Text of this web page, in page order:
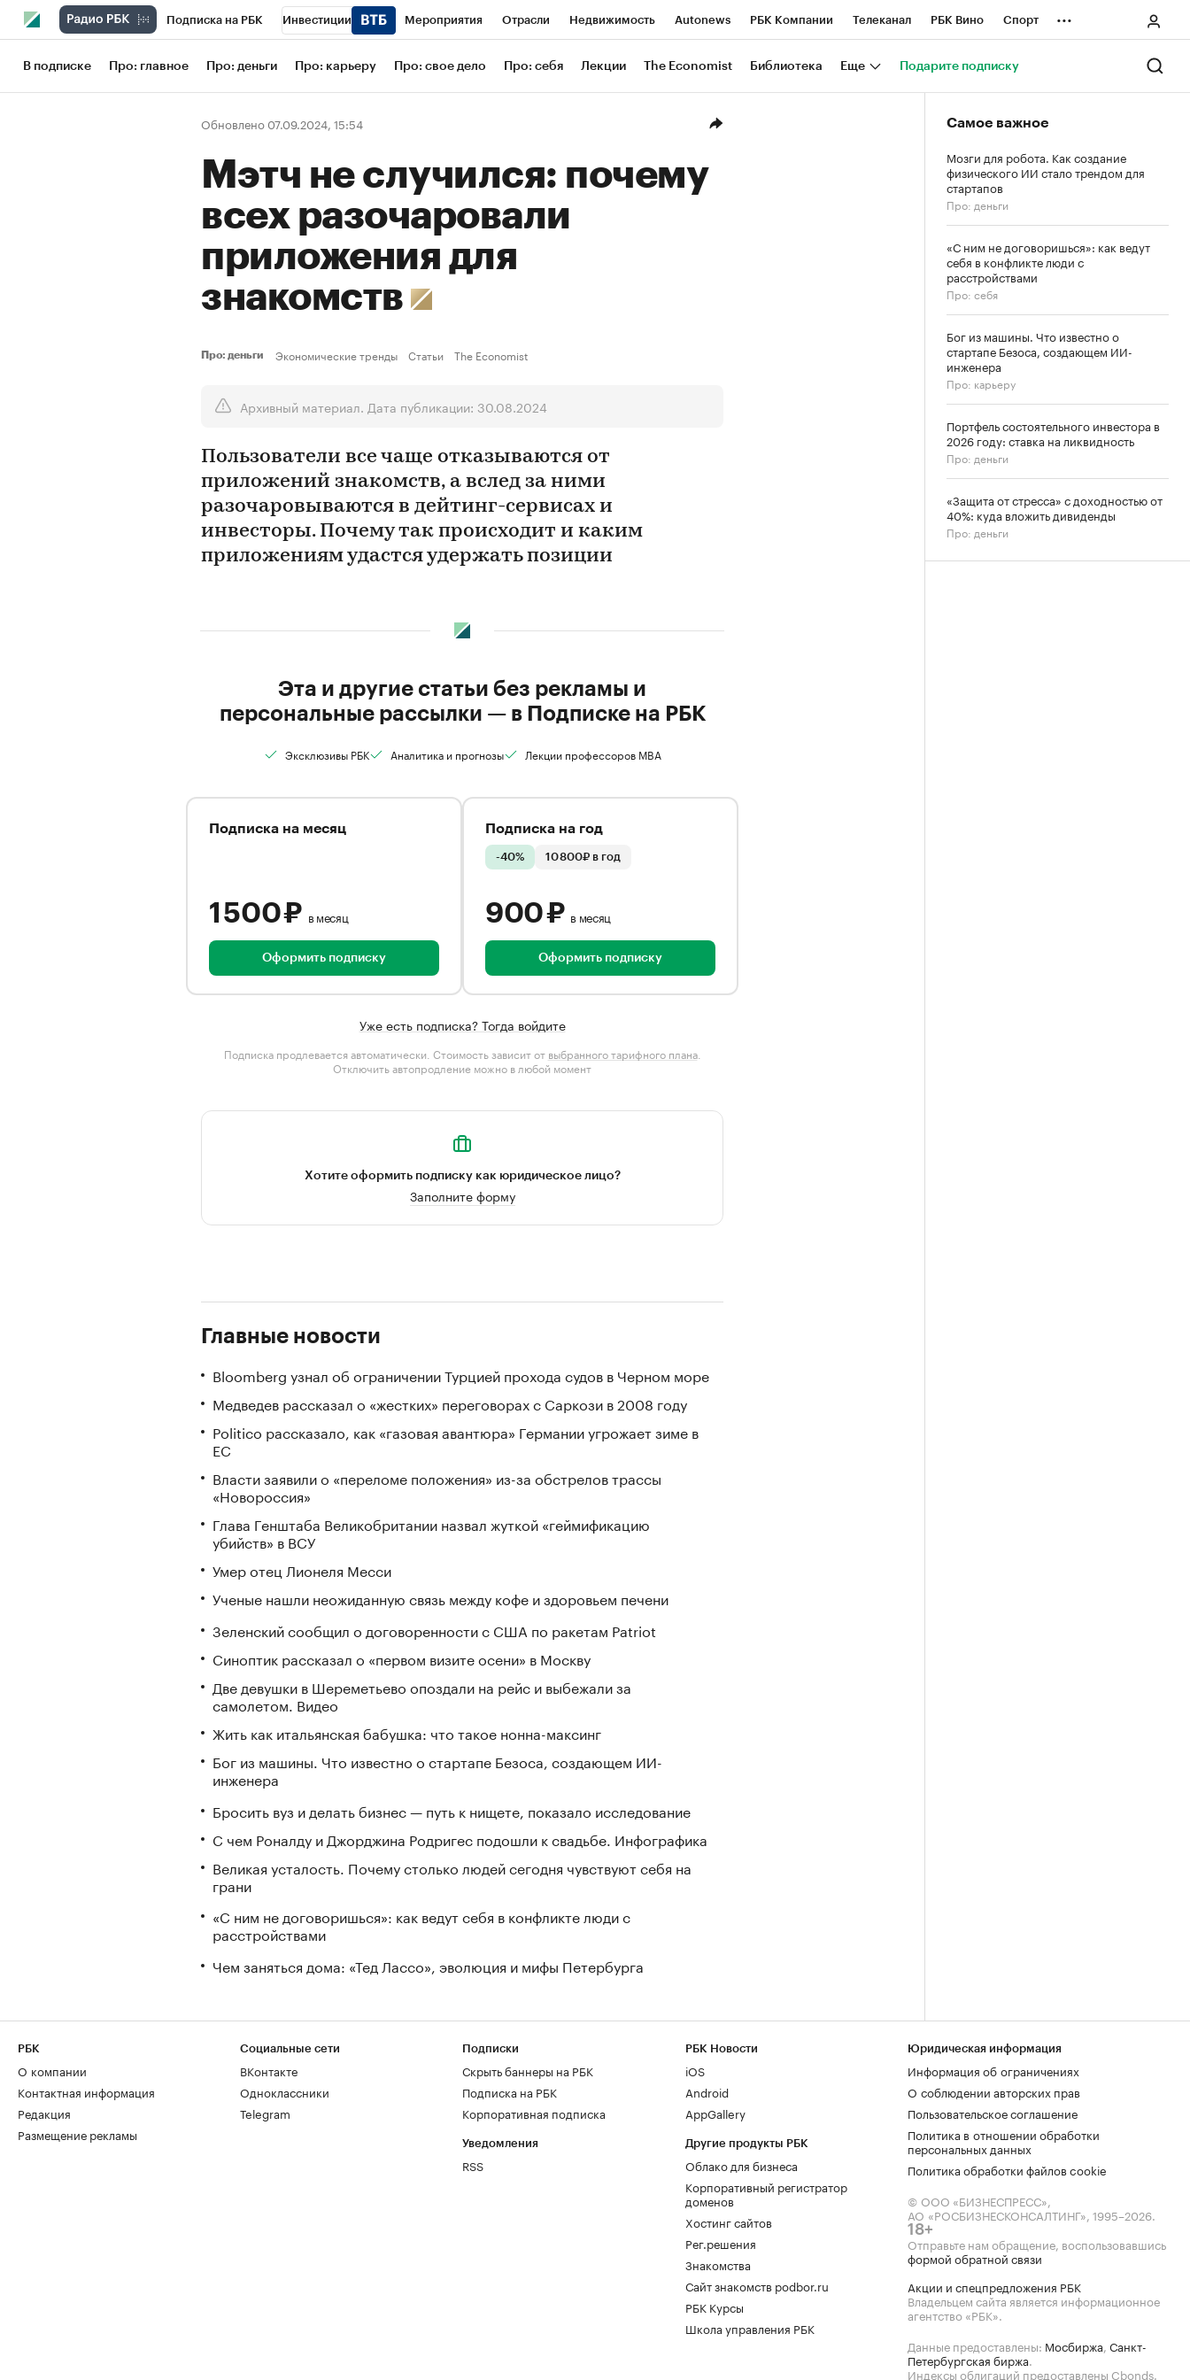
Подписка на РБК Инвестиции Мероприятия Отрасли Недвижимость Autonews РБК Компании Телеканал РБК Вино Спорт
Школа управления РБК РБК Образование РБК Life Тренды Визионеры Национальные проекты Город
Рынок наличной валюты
...
В подписке Про: главное Про: деньги Про: карьеру Про: свое дело Про: себя Лекции The Economist Библиотека Еще Подарите подписку
Обновлено 07.09.2024, 15:54
Мэтч не случился: почему
всех разочаровали
приложения для
знакомств
Про: деньги Экономические тренды Статьи The Economist
Архивный материал. Дата публикации: 30.08.2024
Пользователи все чаще отказываются от
приложений знакомств, а вслед за ними
разочаровываются в дейтинг-сервисах и
инвесторы. Почему так происходит и каким
приложениям удастся удержать позиции
Эта и другие статьи без рекламы и
персональные рассылки — в Подписке на РБК
Эксклюзивы РБК Аналитика и прогнозы Лекции профессоров MBA
Подписка на месяц
1 500 ₽ в месяц
Оформить подписку
Подписка на год
-40% 10 800₽ в год
900 ₽ в месяц
Оформить подписку
Уже есть подписка? Тогда войдите
Подписка продлевается автоматически. Стоимость зависит от выбранного тарифного плана.
Отключить автопродление можно в любой момент
Хотите оформить подписку как юридическое лицо?
Заполните форму
Главные новости
Bloomberg узнал об ограничении Турцией прохода судов в Черном море
Медведев рассказал о «жестких» переговорах с Саркози в 2008 году
Politico рассказало, как «газовая авантюра» Германии угрожает зиме в
ЕС
Власти заявили о «переломе положения» из-за обстрелов трассы
«Новороссия»
Глава Генштаба Великобритании назвал жуткой «геймификацию
убийств» в ВСУ
Умер отец Лионеля Месси
Ученые нашли неожиданную связь между кофе и здоровьем печени
Зеленский сообщил о договоренности с США по ракетам Patriot
Синоптик рассказал о «первом визите осени» в Москву
Две девушки в Шереметьево опоздали на рейс и выбежали за
самолетом. Видео
Жить как итальянская бабушка: что такое нонна-максинг
Бог из машины. Что известно о стартапе Безоса, создающем ИИ-
инженера
Бросить вуз и делать бизнес — путь к нищете, показало исследование
С чем Роналду и Джорджина Родригес подошли к свадьбе. Инфографика
Великая усталость. Почему столько людей сегодня чувствуют себя на
грани
«С ним не договоришься»: как ведут себя в конфликте люди с
расстройствами
Чем заняться дома: «Тед Лассо», эволюция и мифы Петербурга
Самое важное
Мозги для робота. Как создание
физического ИИ стало трендом для
стартапов
Про: деньги
«С ним не договоришься»: как ведут
себя в конфликте люди с
расстройствами
Про: себя
Бог из машины. Что известно о
стартапе Безоса, создающем ИИ-
инженера
Про: карьеру
Портфель состоятельного инвестора в
2026 году: ставка на ликвидность
Про: деньги
«Защита от стресса» с доходностью от
40%: куда вложить дивиденды
Про: деньги
РБК
О компании
Контактная информация
Редакция
Размещение рекламы
Социальные сети
ВКонтакте
Одноклассники
Telegram
Подписки
Скрыть баннеры на РБК
Подписка на РБК
Корпоративная подписка
Уведомления
RSS
РБК Новости
iOS
Android
AppGallery
Другие продукты РБК
Облако для бизнеса
Корпоративный регистратор
доменов
Хостинг сайтов
Рег.решения
Знакомства
Сайт знакомств podbor.ru
РБК Курсы
Школа управления РБК
Юридическая информация
Информация об ограничениях
О соблюдении авторских прав
Пользовательское соглашение
Политика в отношении обработки
персональных данных
Политика обработки файлов cookie
© ООО «БИЗНЕСПРЕСС»,
АО «РОСБИЗНЕСКОНСАЛТИНГ», 1995–2026.
18+
Отправьте нам обращение, воспользовавшись
формой обратной связи
Акции и спецпредложения РБК
Владельцем сайта является информационное
агентство «РБК».
Данные предоставлены: Мосбиржа, Санкт-
Петербургская биржа.
Индексы облигаций предоставлены Cbonds.